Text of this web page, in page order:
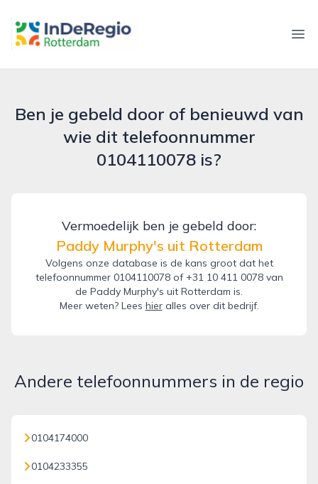
inderegiorotterdam.nl
Ben je gebeld door of benieuwd van
wie dit telefoonnummer
0104110078 is?
Vermoedelijk ben je gebeld door:
Paddy Murphy's uit Rotterdam
Volgens onze database is de kans groot dat het
telefoonnummer 0104110078 of +31 10 411 0078 van
de Paddy Murphy's uit Rotterdam is.
Meer weten? Lees hieralles over dit bedrijf.
Andere telefoonnummers in de regio
0104174000
0104233355